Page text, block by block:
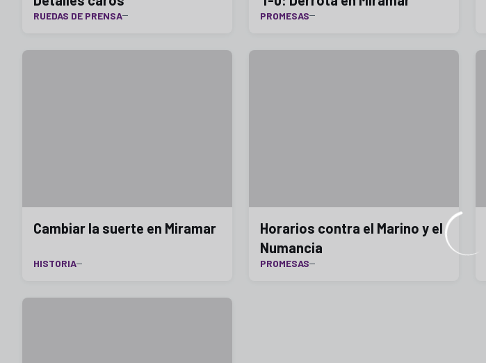
RUEDAS DE PRENSA PROMESAS
Cambiar la suerte en Miramar
HISTORIA
Horarios contra el Marino y el
Numancia
PROMESAS